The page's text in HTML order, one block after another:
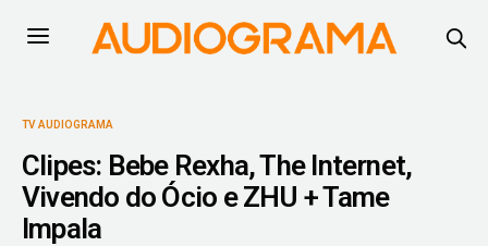
TV AUDIOGRAMA
Clipes: Bebe Rexha, The Internet,
Vivendo do Ócio e ZHU + Tame
Impala